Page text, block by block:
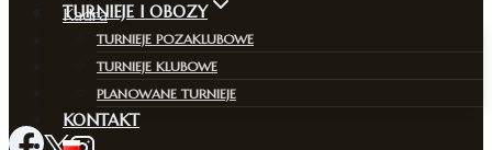
TURNIEJE I OBOZY
TURNIEJE POZAKLUBOWE
TURNIEJE KLUBOWE
PLANOWANE TURNIEJE
KONTAKT
Kadra
Program zajęć
Rekrutacja
Kontakt